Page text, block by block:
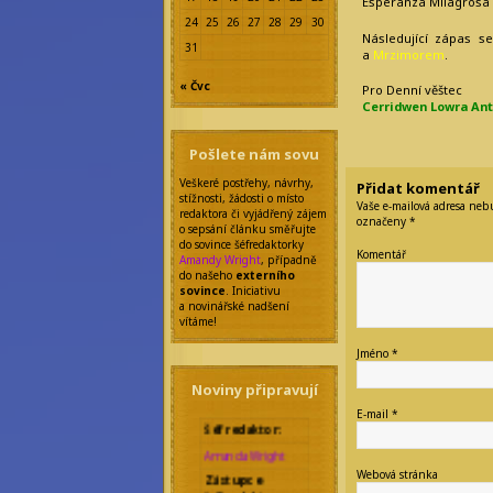
24 25 26 27 28 29
30
31
« Čvc
Pošlete nám sovu
Veškeré postřehy, návrhy,
stížnosti, žádosti o místo
redaktora či vyjádřený zájem
o sepsání článku směřujte
do sovince šéfredaktorky
Amandy Wright, případně
do našeho externího
sovince. Iniciativu
a novinářské nadšení
vítáme!
Noviny připravují
Šéfredaktor:
Zástupce
šéfredaktora:
Následující zápas
a Mrzimorem
Pro Denní věštec
Cerridwen Lowra
Přidat komentář
Vaše e-mailová adresa
označeny *
Komentář
Jméno *
E-mail *
Webová stránka